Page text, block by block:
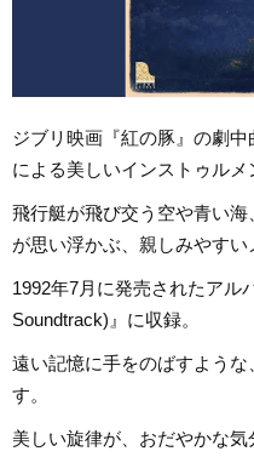
ジブリ映画『紅の豚』の劇
による美しいインストゥルメ
飛行艇が飛び交う空や青い
が思い浮かぶ、親しみやすい
1992年7月に発売されたアル
Soundtrack)』に収録。
遠い記憶に手をのばすよう
す。
美しい旋律が、おだやかな